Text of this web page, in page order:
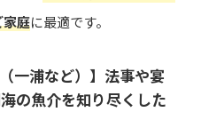
家庭に最適です。
一浦など）】法事や宴
の魚介を知り尽くした